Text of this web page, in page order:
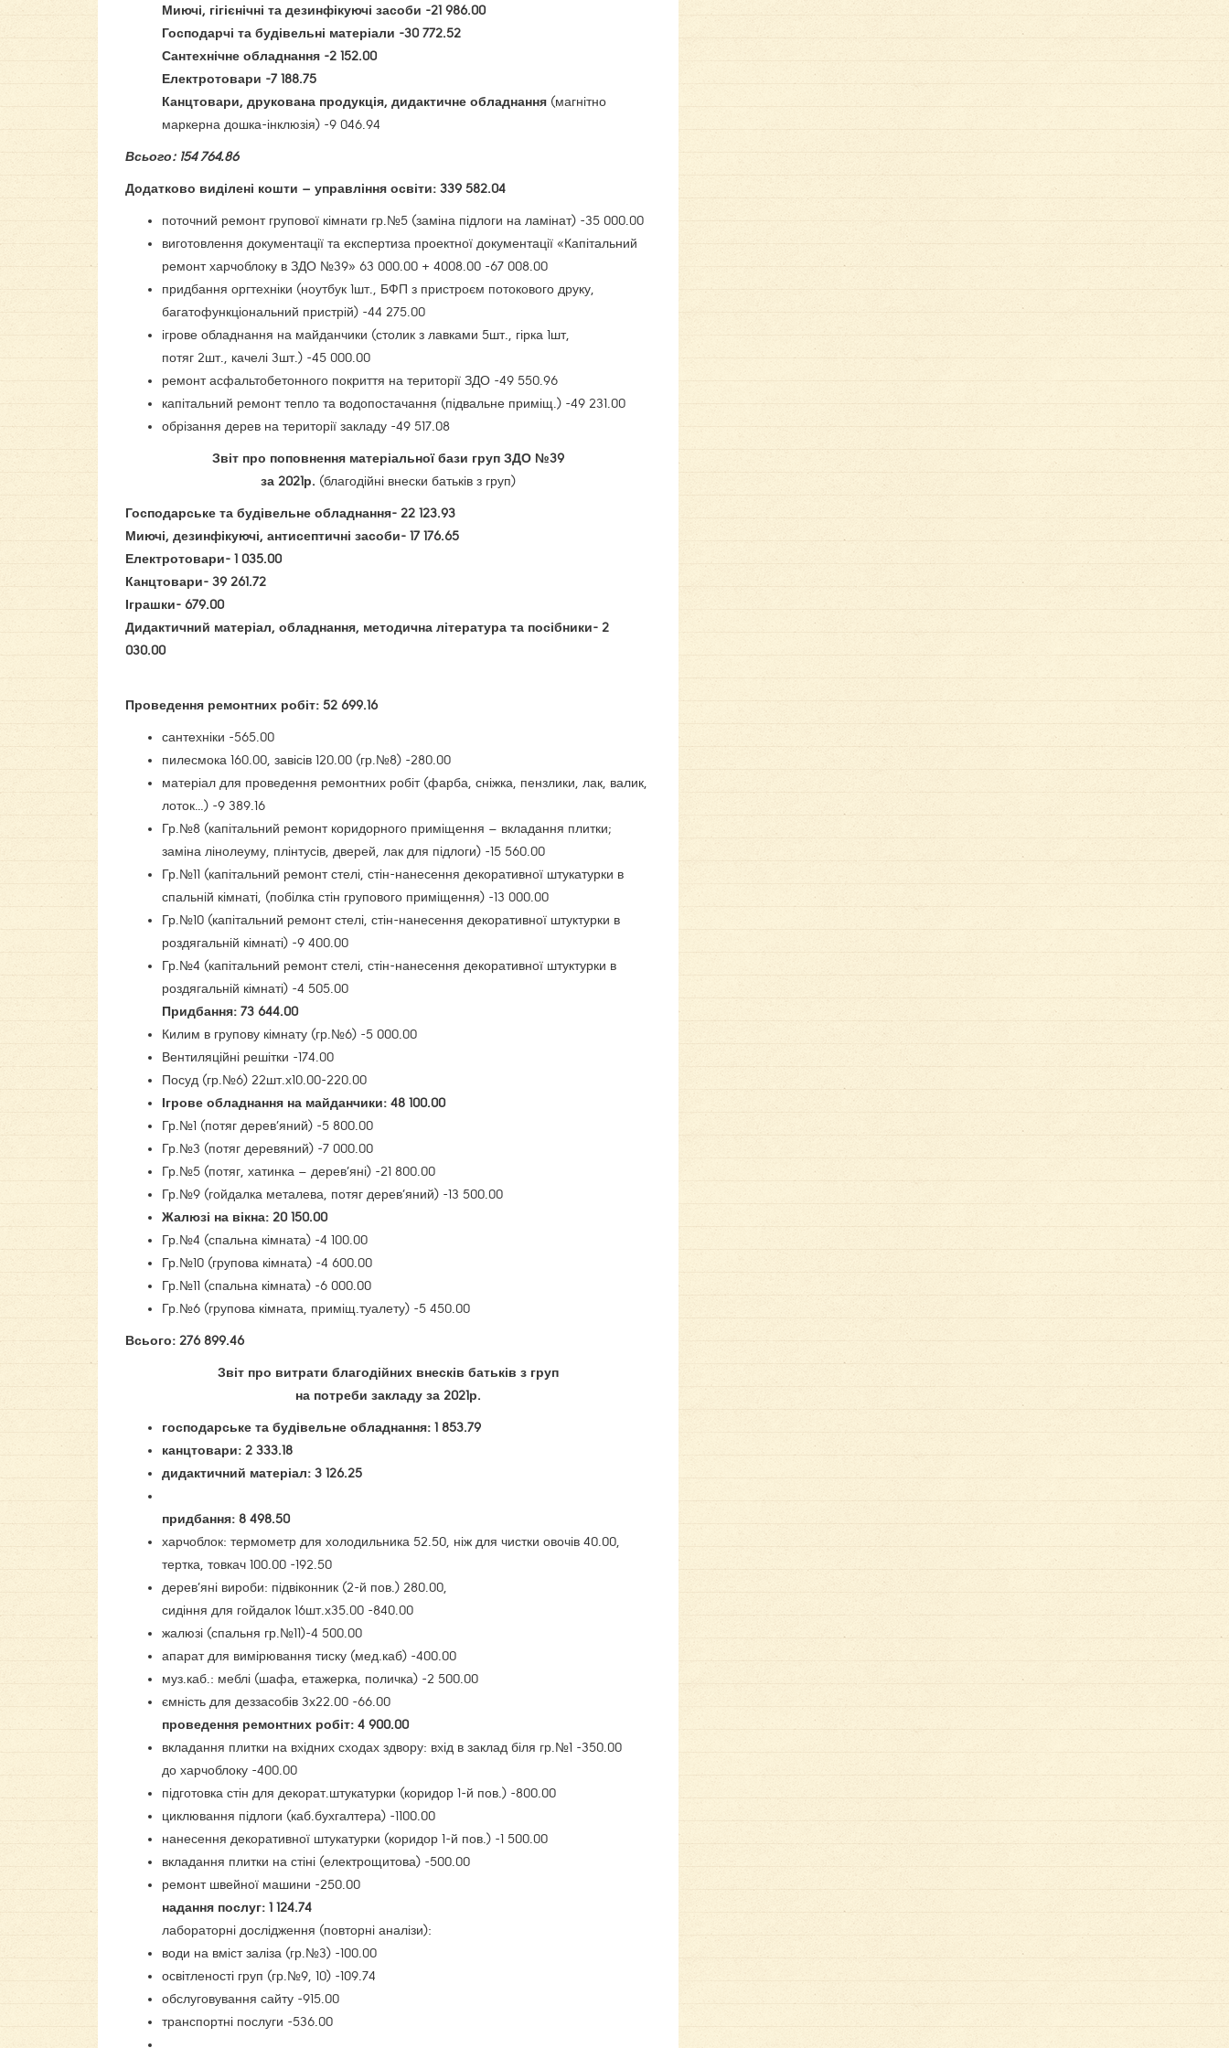
Миючі, гігієнічні та дезинфікуючі засоби -21 986.00
Господарчі та будівельні матеріали -30 772.52
Сантехнічне обладнання -2 152.00
Електротовари -7 188.75
Канцтовари, друкована продукція, дидактичне обладнання (магнітно
маркерна дошка-інклюзія) -9 046.94
Всього: 154 764.86
Додатково виділені кошти – управління освіти: 339 582.04
поточний ремонт групової кімнати гр.№5 (заміна підлоги на ламінат) -35 000.00
виготовлення документації та експертиза проектної документації «Капітальний
ремонт харчоблоку в ЗДО №39» 63 000.00 + 4008.00 -67 008.00
придбання оргтехніки (ноутбук 1шт., БФП з пристроєм потокового друку,
багатофункціональний пристрій) -44 275.00
ігрове обладнання на майданчики (столик з лавками 5шт., гірка 1шт,
потяг 2шт., качелі 3шт.) -45 000.00
ремонт асфальтобетонного покриття на території ЗДО -49 550.96
капітальний ремонт тепло та водопостачання (підвальне приміщ.) -49 231.00
обрізання дерев на території закладу -49 517.08
Звіт про поповнення матеріальної бази груп ЗДО №39
за 2021р. (благодійні внески батьків з груп)
Господарське та будівельне обладнання- 22 123.93
Миючі, дезинфікуючі, антисептичні засоби- 17 176.65
Електротовари- 1 035.00
Канцтовари- 39 261.72
Іграшки- 679.00
Дидактичний матеріал, обладнання, методична література та посібники- 2
030.00
Проведення ремонтних робіт: 52 699.16
сантехніки -565.00
пилесмока 160.00, завісів 120.00 (гр.№8) -280.00
матеріал для проведення ремонтних робіт (фарба, сніжка, пензлики, лак, валик,
лоток…) -9 389.16
Гр.№8 (капітальний ремонт коридорного приміщення – вкладання плитки;
заміна лінолеуму, плінтусів, дверей, лак для підлоги) -15 560.00
Гр.№11 (капітальний ремонт стелі, стін-нанесення декоративної штукатурки в
спальній кімнаті, (побілка стін групового приміщення) -13 000.00
Гр.№10 (капітальний ремонт стелі, стін-нанесення декоративної штуктурки в
роздягальній кімнаті) -9 400.00
Гр.№4 (капітальний ремонт стелі, стін-нанесення декоративної штуктурки в
роздягальній кімнаті) -4 505.00
Придбання: 73 644.00
Килим в групову кімнату (гр.№6) -5 000.00
Вентиляційні решітки -174.00
Посуд (гр.№6) 22шт.х10.00-220.00
Ігрове обладнання на майданчики: 48 100.00
Гр.№1 (потяг дерев’яний) -5 800.00
Гр.№3 (потяг деревяний) -7 000.00
Гр.№5 (потяг, хатинка – дерев’яні) -21 800.00
Гр.№9 (гойдалка металева, потяг дерев’яний) -13 500.00
Жалюзі на вікна: 20 150.00
Гр.№4 (спальна кімната) -4 100.00
Гр.№10 (групова кімната) -4 600.00
Гр.№11 (спальна кімната) -6 000.00
Гр.№6 (групова кімната, приміщ.туалету) -5 450.00
Всього: 276 899.46
Звіт про витрати благодійних внесків батьків з груп
на потреби закладу за 2021р.
господарське та будівельне обладнання: 1 853.79
канцтовари: 2 333.18
дидактичний матеріал: 3 126.25
придбання: 8 498.50
харчоблок: термометр для холодильника 52.50, ніж для чистки овочів 40.00,
тертка, товкач 100.00 -192.50
дерев’яні вироби: підвіконник (2-й пов.) 280.00,
сидіння для гойдалок 16шт.х35.00 -840.00
жалюзі (спальня гр.№11)-4 500.00
апарат для вимірювання тиску (мед.каб) -400.00
муз.каб.: меблі (шафа, етажерка, поличка) -2 500.00
ємність для деззасобів 3х22.00 -66.00
проведення ремонтних робіт: 4 900.00
вкладання плитки на вхідних сходах здвору: вхід в заклад біля гр.№1 -350.00
до харчоблоку -400.00
підготовка стін для декорат.штукатурки (коридор 1-й пов.) -800.00
циклювання підлоги (каб.бухгалтера) -1100.00
нанесення декоративної штукатурки (коридор 1-й пов.) -1 500.00
вкладання плитки на стіні (електрощитова) -500.00
ремонт швейної машини -250.00
надання послуг: 1 124.74
лабораторні дослідження (повторні аналізи):
води на вміст заліза (гр.№3) -100.00
освітленості груп (гр.№9, 10) -109.74
обслуговування сайту -915.00
транспортні послуги -536.00